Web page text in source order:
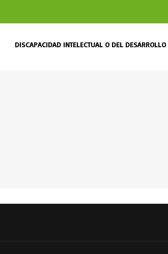
DISCAPACIDAD INTELECTUAL O DEL DESARROLLO